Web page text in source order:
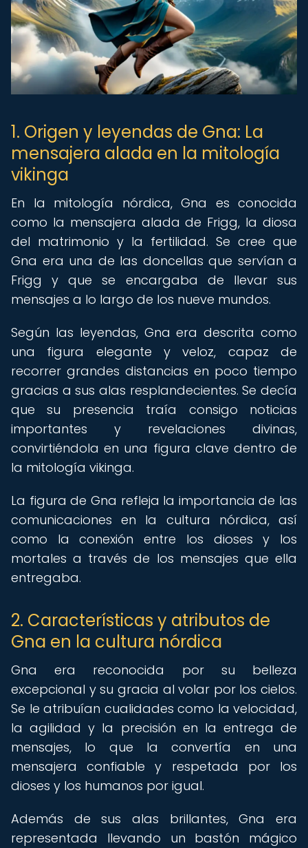
1. Origen y leyendas de Gna: La
mensajera alada en la mitología
vikinga
En la mitología nórdica, Gna es conocida
como la mensajera alada de Frigg, la diosa
del matrimonio y la fertilidad. Se cree que
Gna era una de las doncellas que servían a
Frigg y que se encargaba de llevar sus
mensajes a lo largo de los nueve mundos.
Según las leyendas, Gna era descrita como
una figura elegante y veloz, capaz de
recorrer grandes distancias en poco tiempo
gracias a sus alas resplandecientes. Se decía
que su presencia traía consigo noticias
importantes y revelaciones divinas,
convirtiéndola en una figura clave dentro de
la mitología vikinga.
La figura de Gna refleja la importancia de las
comunicaciones en la cultura nórdica, así
como la conexión entre los dioses y los
mortales a través de los mensajes que ella
entregaba.
2. Características y atributos de
Gna en la cultura nórdica
Gna era reconocida por su belleza
excepcional y su gracia al volar por los cielos.
Se le atribuían cualidades como la velocidad,
la agilidad y la precisión en la entrega de
mensajes, lo que la convertía en una
mensajera confiable y respetada por los
dioses y los humanos por igual.
Además de sus alas brillantes, Gna era
representada llevando un bastón mágico